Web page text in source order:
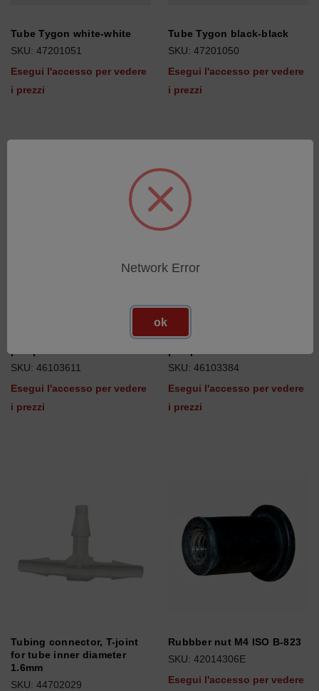
Tube Tygon white-white
SKU: 47201051
Esegui l'accesso per vedere
i prezzi
Tube Tygon black-black
SKU: 47201050
Esegui l'accesso per vedere
i prezzi
SKU: 46103611
Esegui l'accesso per vedere
i prezzi
channel for peristaltic
SKU: 46103384
Esegui l'accesso per vedere
i prezzi
Tubing connector, T-joint
for tube inner diameter
1.6mm
SKU: 44702029
Rubbber nut M4 ISO B-823
SKU: 42014306E
Esegui l'accesso per vedere
Network Error
ok